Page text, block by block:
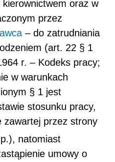
oraz w
przez
– do zatrudniania
(art. 22 § 1
r. – Kodeks pracy;
w warunkach
§ 1 jest
stosunku pracy,
zawartej przez strony
natomiast
umowy o